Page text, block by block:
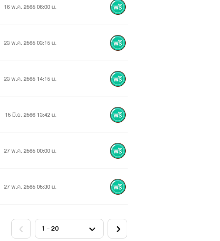
16 พ.ค. 2565 06:00 น.
23 พ.ค. 2565 03:15 น.
23 พ.ค. 2565 14:15 น.
15 มิ.ย. 2566 13:42 น.
27 พ.ค. 2565 00:00 น.
27 พ.ค. 2565 05:30 น.